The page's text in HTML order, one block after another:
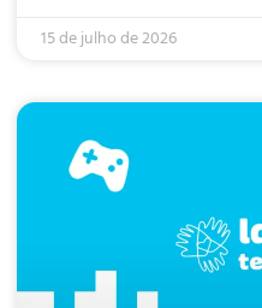
15 de julho de 2026